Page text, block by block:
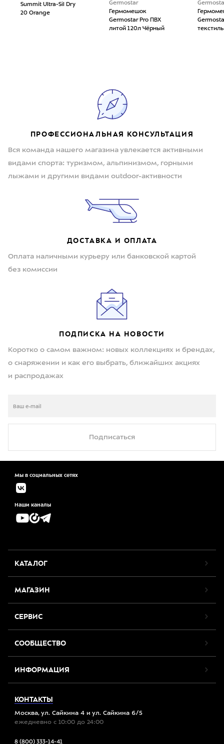
Summit Ultra-Sil Dry
20 Orange
Germostar
Гермомешок
Germostar Pro ПВХ
литой 120л Чёрный
ПРОФЕССИОНАЛЬНАЯ КОНСУЛЬТАЦИЯ
Вся команда нашего магазина увлекается активными
видами спорта: туризмом, альпинизмом, горными
лыжами и другими видами outdoor-активности
ДОСТАВКА И ОПЛАТА
Оплата наличными курьеру или банковской картой
без комиссии
ПОДПИСКА НА НОВОСТИ
Коротко о самом важном: новых коллекциях и брендах,
о снаряжении и как его выбрать, ближайших акциях
и распродажах
Подписаться
Мы в социальных сетях
Наши каналы
КАТАЛОГ
МАГАЗИН
СЕРВИС
СООБЩЕСТВО
ИНФОРМАЦИЯ
КОНТАКТЫ
Москва, ул. Сайкина 4 и ул. Сайкина 6/5
ежедневно с 10:00 до 24:00
8 (800) 333-14-41